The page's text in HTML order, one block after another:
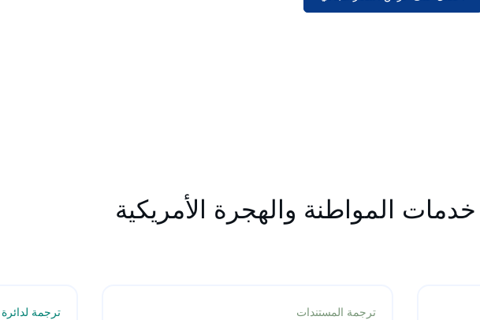
المواطنة والهجرة الأمريكية
ترجمة المستندات ترجمة